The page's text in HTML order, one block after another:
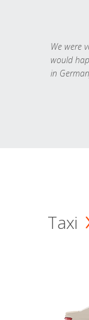
We were
would
in
Taxi